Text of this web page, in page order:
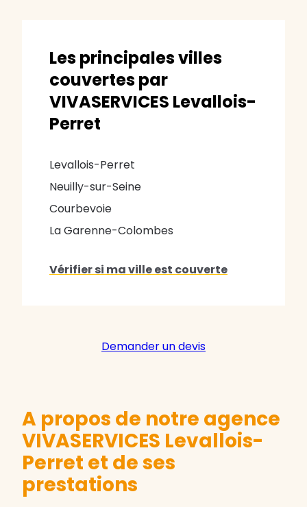
Les principales villes
couvertes par
VIVASERVICES Levallois-
Perret
Levallois-Perret
Neuilly-sur-Seine
Courbevoie
La Garenne-Colombes
Vérifier si ma ville est couverte
Demander un devis
A propos de notre agence
VIVASERVICES Levallois-
Perret et de ses
prestations